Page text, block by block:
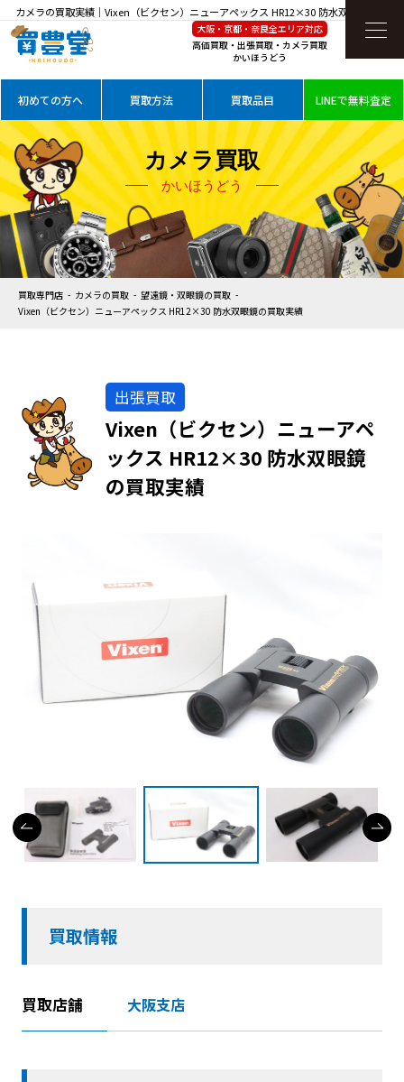
カメラの買取実績｜Vixen（ビクセン）ニューアペックス HR12×30 防水双眼鏡を高価
買取
大阪・京都・奈良全エリア対応
高価買取・出張買取・カメラ買取
かいほうどう
初めての方へ 買取方法 買取品目 LINEで無料査定
カメラ買取
かいほうどう
買取専門店 カメラの買取
望遠鏡・双眼鏡の買取
Vixen（ビクセン）ニューアペックス HR12×30 防水双眼鏡の買取実績
出張買取
Vixen（ビクセン）ニューアペ
ックス HR12×30 防水双眼鏡
の買取実績
買取情報
買取店舗 大阪支店